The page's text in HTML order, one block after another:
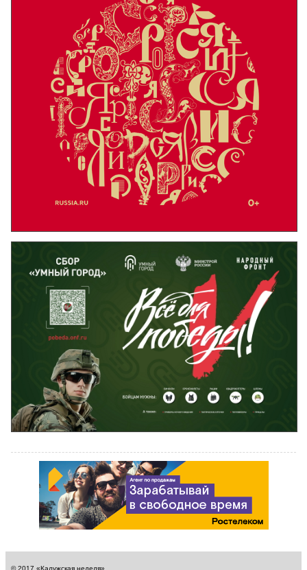
© 2017 «Калужская неделя».